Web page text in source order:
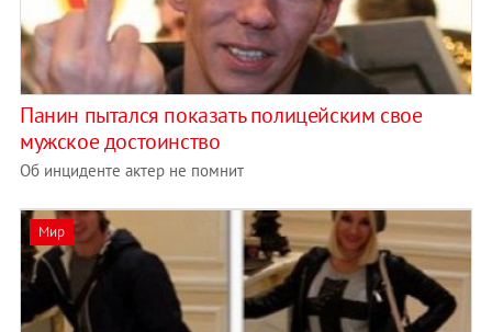
Панин пытался показать полицейским свое
мужское достоинство
Об инциденте актер не помнит
Мир